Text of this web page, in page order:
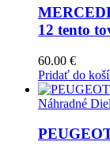
12 tento
60.00 €
Pridať do
Náhradné